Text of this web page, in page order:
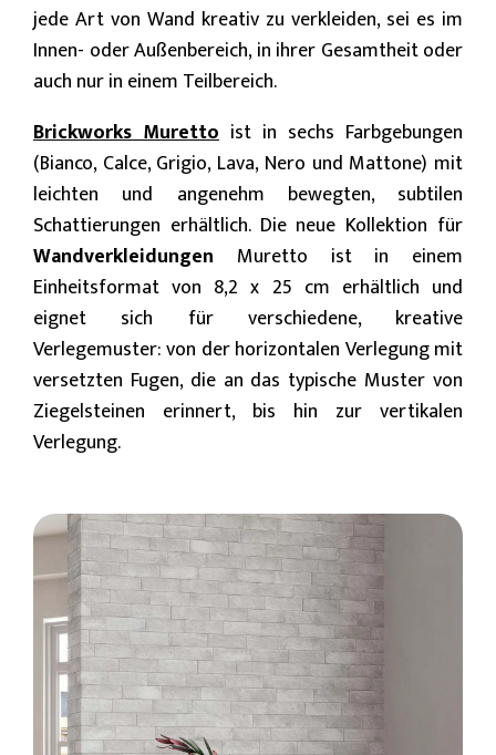
jede Art von Wand kreativ zu verkleiden, sei es im
Innen- oder Außenbereich, in ihrer Gesamtheit oder
auch nur in einem Teilbereich.
Brickworks Muretto ist in sechs Farbgebungen
(Bianco, Calce, Grigio, Lava, Nero und Mattone) mit
leichten und angenehm bewegten, subtilen
Schattierungen erhältlich. Die neue Kollektion für
Wandverkleidungen Muretto ist in einem
Einheitsformat von 8,2 x 25 cm erhältlich und
eignet sich für verschiedene, kreative
Verlegemuster: von der horizontalen Verlegung mit
versetzten Fugen, die an das typische Muster von
Ziegelsteinen erinnert, bis hin zur vertikalen
Verlegung.